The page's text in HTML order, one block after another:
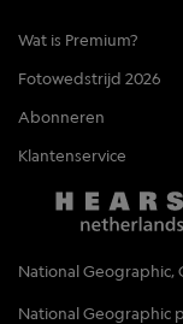
Wat is Premium?
Fotowedstrijd 2026
Abonneren
Klantenservice
National
National Geographic